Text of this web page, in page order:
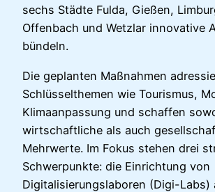
sechs Städte Fulda, Gießen,
Offenbach und Wetzlar innovative
bündeln.
Die geplanten Maßnahmen
Schlüsselthemen wie Tourismus,
Klimaanpassung und schaffen
wirtschaftliche als auch
Mehrwerte. Im Fokus stehen drei
Schwerpunkte: die Einrichtung von
Digitalisierungslaboren (Digi-Labs)